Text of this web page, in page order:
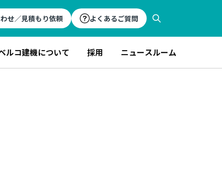
せ／見積もり依頼 よくあるご質問
ルコ建機について 採用 ニュースルーム